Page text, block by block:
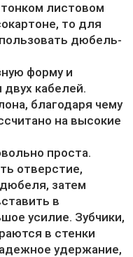
тонком листовом
то для
дюбель-
форму и
кабелей.
благодаря чему
на высокие
проста.
отверстие,
затем
в
усилие. Зубчики,
в стенки
удержание,